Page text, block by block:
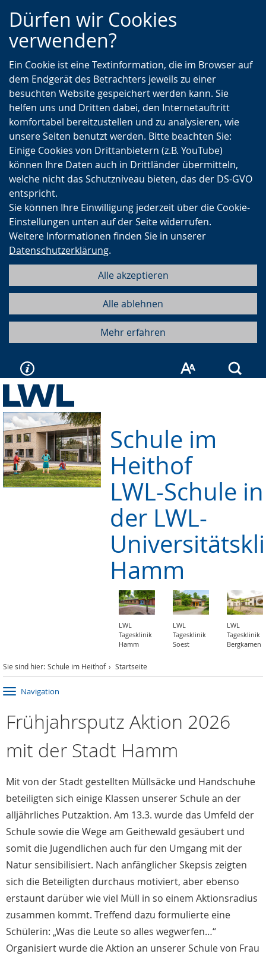
Zur
Hauptnavigation
Zur
Seitennavigation
Zum
Inhalt
Dürfen wir Cookies
verwenden?
Ein Cookie ist eine Textinformation, die im Browser auf
dem Endgerät des Betrachters jeweils zu einer
besuchten Website gespeichert werden kann. Sie
helfen uns und Dritten dabei, den Internetauftritt
komfortabel bereitzustellen und zu analysieren, wie
unsere Seiten benutzt werden. Bitte beachten Sie:
Einige Cookies von Drittanbietern (z.B. YouTube)
können Ihre Daten auch in Drittländer übermitteln,
welche nicht das Schutzniveau bieten, das der DS-GVO
entspricht.
Sie können Ihre Einwilligung jederzeit über die Cookie-
Einstellungen unten auf der Seite widerrufen.
Weitere Informationen finden Sie in unserer
Datenschutzerklärung.
Alle akzeptieren
Alle ablehnen
Mehr erfahren
Schule im
Heithof
LWL-Schule in
der LWL-
Hamm
LWL
Tagesklinik
Hamm
LWL
Tagesklinik
Soest
LWL
Tagesklinik
Bergkamen
Sie sind hier: Schule im Heithof Startseite
Navigation
Frühjahrsputz Aktion 2026
mit der Stadt Hamm
Mit von der Stadt gestellten Müllsäcke und Handschuhe
beteiligten sich einige Klassen unserer Schule an der
alljährliches Putzaktion. Am 13.3. wurde das Umfeld der
Schule sowie die Wege am Geithewald gesäubert und
somit die Jugendlichen auch für den Umgang mit der
Natur sensibilisiert. Nach anfänglicher Skepsis zeigten
sich die Beteiligten durchaus motiviert, aber ebenso
erstaunt darüber wie viel Müll in so einem Aktionsradius
zusammen kommt. Treffend dazu formulierte eine
Schülerin: „Was die Leute so alles wegwerfen…“
Organisiert wurde die Aktion an unserer Schule von Frau